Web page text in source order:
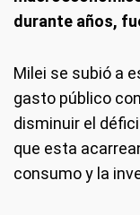
durante años,
Milei se subió a
gasto público
disminuir el
que esta
consumo y la